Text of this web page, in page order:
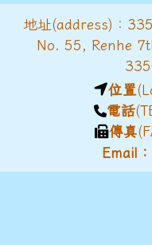
地址(address)：
No. 55, Renhe 7th
位置
電話
傳真
Email：